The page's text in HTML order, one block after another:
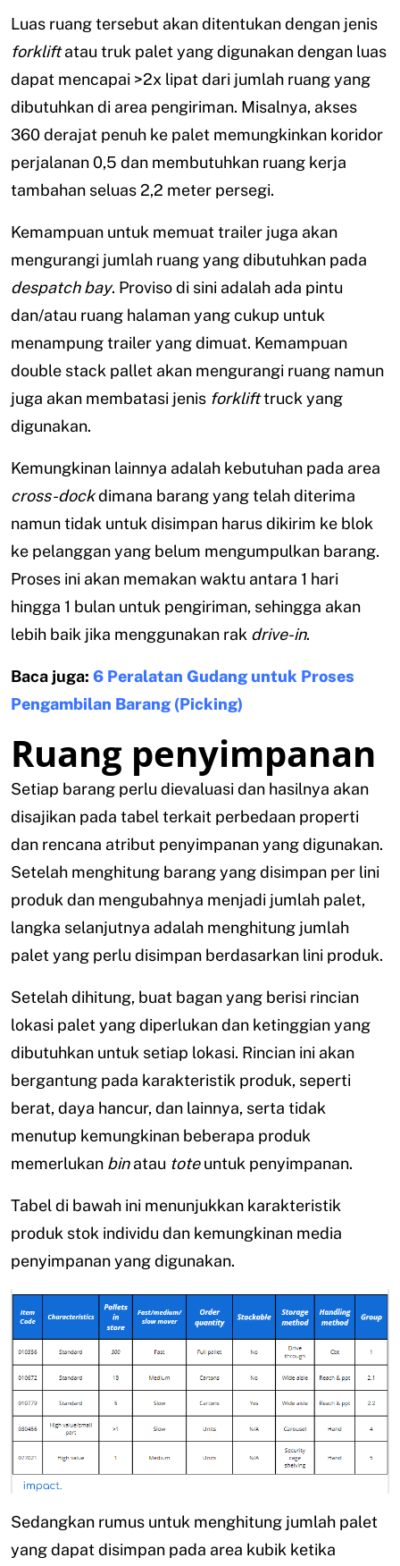
Luas ruang tersebut akan ditentukan dengan jenis
forkliftatau truk palet yang digunakan dengan luas
dapat mencapai >2x lipat dari jumlah ruang yang
dibutuhkan di area pengiriman. Misalnya, akses
360 derajat penuh ke palet memungkinkan koridor
perjalanan 0,5 dan membutuhkan ruang kerja
tambahan seluas 2,2 meter persegi.
Kemampuan untuk memuat trailer juga akan
mengurangi jumlah ruang yang dibutuhkan pada
despatch bay. Proviso di sini adalah ada pintu
dan/atau ruang halaman yang cukup untuk
menampung trailer yang dimuat. Kemampuan
double stack pallet akan mengurangi ruang namun
juga akan membatasi jenis forklifttruck yang
digunakan.
Kemungkinan lainnya adalah kebutuhan pada area
cross-dockdimana barang yang telah diterima
namun tidak untuk disimpan harus dikirim ke blok
ke pelanggan yang belum mengumpulkan barang.
Proses ini akan memakan waktu antara 1 hari
hingga 1 bulan untuk pengiriman, sehingga akan
lebih baik jika menggunakan rak drive-in.
Baca juga: 6 Peralatan Gudang untuk Proses
Pengambilan Barang (Picking)
Ruang penyimpanan
Setiap barang perlu dievaluasi dan hasilnya akan
disajikan pada tabel terkait perbedaan properti
dan rencana atribut penyimpanan yang digunakan.
Setelah menghitung barang yang disimpan per lini
produk dan mengubahnya menjadi jumlah palet,
langka selanjutnya adalah menghitung jumlah
palet yang perlu disimpan berdasarkan lini produk.
Setelah dihitung, buat bagan yang berisi rincian
lokasi palet yang diperlukan dan ketinggian yang
dibutuhkan untuk setiap lokasi. Rincian ini akan
bergantung pada karakteristik produk, seperti
berat, daya hancur, dan lainnya, serta tidak
menutup kemungkinan beberapa produk
memerlukan binatau toteuntuk penyimpanan.
Tabel di bawah ini menunjukkan karakteristik
produk stok individu dan kemungkinan media
penyimpanan yang digunakan.
Sedangkan rumus untuk menghitung jumlah palet
yang dapat disimpan pada area kubik ketika